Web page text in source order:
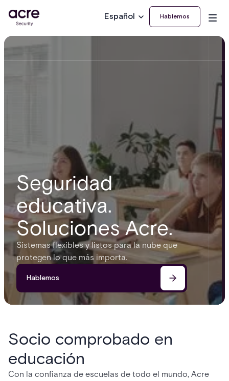
Español Hablemos
Seguridad
educativa.
Soluciones Acre.
Sistemas flexibles y listos para la nube que
protegen lo que más importa.
Hablemos
Socio comprobado en
educación
Con la confianza de escuelas de todo el mundo, Acre